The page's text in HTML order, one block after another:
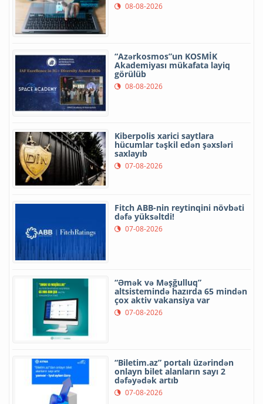
08-08-2026
“Azərkosmos”un KOSMİK
Akademiyası mükafata layiq
görülüb
08-08-2026
Kiberpolis xarici saytlara
hücumlar təşkil edən şəxsləri
saxlayıb
07-08-2026
Fitch ABB-nin reytinqini növbəti
dəfə yüksəltdi!
07-08-2026
“Əmək və Məşğulluq”
altsistemində hazırda 65 mindən
çox aktiv vakansiya var
07-08-2026
“Biletim.az” portalı üzərindən
onlayn bilet alanların sayı 2
dəfəyədək artıb
07-08-2026